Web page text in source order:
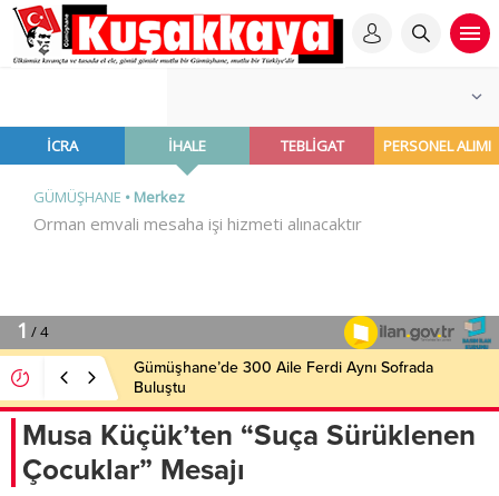
Gümüşhane’de 300 Aile Ferdi Aynı Sofrada
Buluştu
Musa Küçük’ten “Suça Sürüklenen
Çocuklar” Mesajı